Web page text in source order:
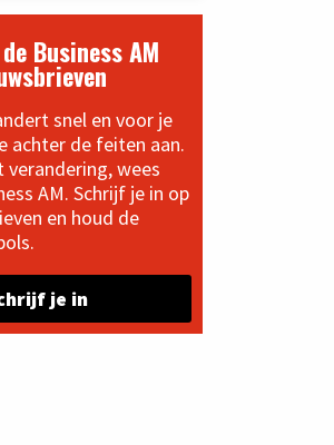
Business AM
snel en voor je
achter de feiten aan.
verandering, wees
AM. Schrijf je in op
en houd de
je in